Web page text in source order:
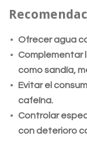
Ofrecer agua
Complementar
como sandía,
Evitar el
cafeína.
Controlar
con deterioro